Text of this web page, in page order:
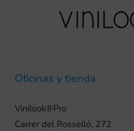
Oficinas y tienda
Vinilook®Pro
Carrer del Rosselló, 272